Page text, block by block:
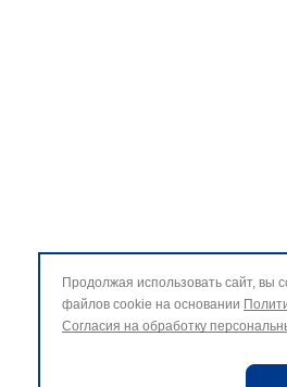
Продолжая использовать сайт, вы
файлов cookie на основании
Согласия на обработку